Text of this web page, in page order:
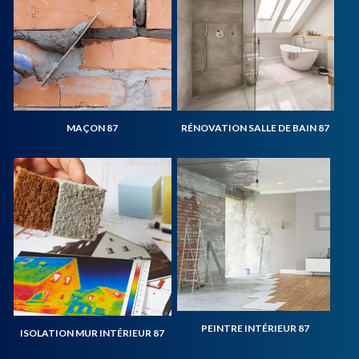
MAÇON 87 RÉNOVATION SALLE DE BAIN 87
ISOLATION MUR INTÉRIEUR 87 PEINTRE INTÉRIEUR 87